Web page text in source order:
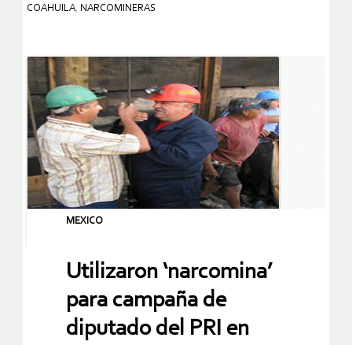
COAHUILA, NARCOMINERAS
MEXICO
Utilizaron ‘narcomina’
para campaña de
diputado del PRI en